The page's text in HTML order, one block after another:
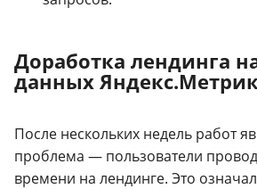
Доработка лендинга
данных
После нескольких недель работ
проблема — пользователи
времени на лендинге. Это